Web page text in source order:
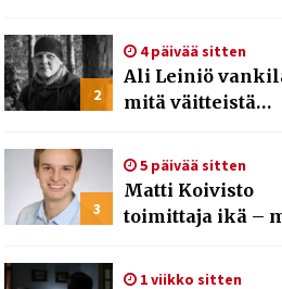
kasvattanut
yleisöään Kick-
alustalla
2
4 päivää sitten
Ali Leiniö
mitä väitteistä
3
5 päivää sitten
Matti Koivisto
toimittaja ikä –
toimittajasta
1 viikko sitten